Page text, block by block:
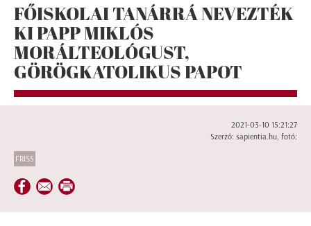
FŐISKOLAI TANÁRRÁ NEVEZTÉK
KI PAPP MIKLÓS
MORÁLTEOLÓGUST,
GÖRÖGKATOLIKUS PAPOT
2021-03-10 15:21:27
Szerző: sapientia.hu, fotó:
FRISS